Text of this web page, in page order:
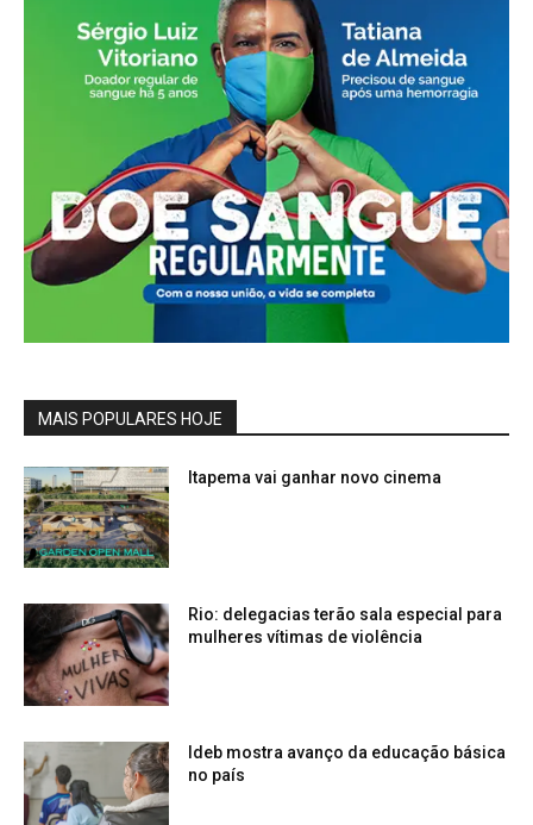
MAIS POPULARES HOJE
Itapema vai ganhar novo cinema
Rio: delegacias terão sala especial para
mulheres vítimas de violência
Ideb mostra avanço da educação básica
no país